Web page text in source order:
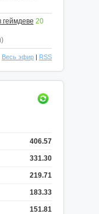
геймдеве 20
Весь эфир| RSS
406.57
331.30
219.71
183.33
151.81